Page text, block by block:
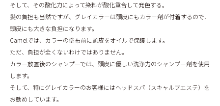
そして、その酸化力によって染料が酸化重合して発色する。
髪の負担も当然ですが、グレイカラーは頭皮にもカラー剤が付着するので、
頭皮にも大きな負担になります。
Camelでは、カラーの塗布前に頭皮をオイルで保護します。
ただ、負担が全くないわけではありません。
カラー放置後のシャンプーでは、頭皮に優しい洗浄力のシャンプー剤を使用
します。
そして、特にグレイカラーのお客様にはヘッドスパ（スキャルプエステ）を
お勧めしています。